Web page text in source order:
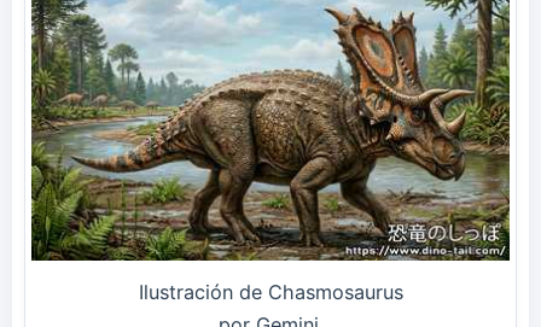
Ilustración de Chasmosaurus